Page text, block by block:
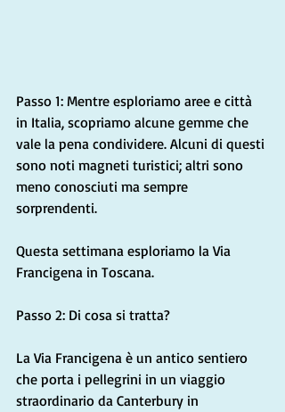
Passo 1: Mentre esploriamo aree e città
in Italia, scopriamo alcune gemme che
vale la pena condividere. Alcuni di questi
sono noti magneti turistici; altri sono
meno conosciuti ma sempre
sorprendenti.
Questa settimana esploriamo la Via
Francigena in Toscana.
Passo 2: Di cosa si tratta?
La Via Francigena è un antico sentiero
che porta i pellegrini in un viaggio
straordinario da Canterbury in